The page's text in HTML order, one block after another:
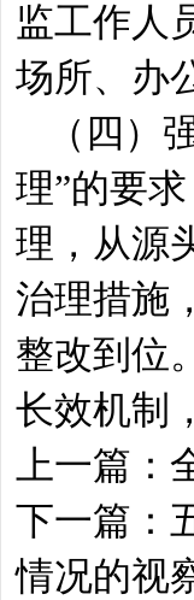
监工作人
场所、办
（四）
理”的要
理，从源
治理措施
整改到位
长效机制
上一篇：
下一篇：
情况的视